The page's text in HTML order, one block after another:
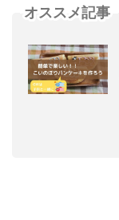
オススメ記事